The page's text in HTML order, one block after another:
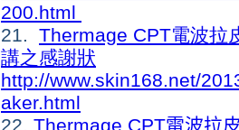
200.html
21. Thermage CPT電波拉
講之感謝狀
http://www.skin168.net/
aker.html
22. Thermage CPT電波拉